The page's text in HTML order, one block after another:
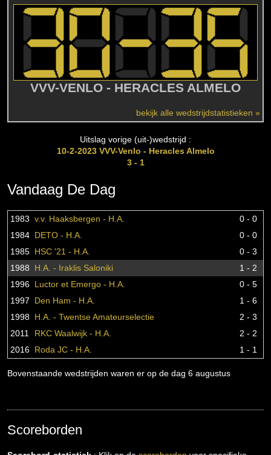
VVV-VENLO - HERACLES ALMELO
bekijk alle wedstrijdstatistieken »
Uitslag vorige (uit-)wedstrijd :
10-2-2023 VVV-Venlo - Heracles Almelo
3 - 1
Vandaag De Dag
1983 v.v. Haaksbergen - H.A.
0 - 0
1984 DETO - H.A.
0 - 0
1985 HSC '21 - H.A.
0 - 3
1988
H.A. - Iraklis Saloniki
1 - 2
1996 Luctor et Emergo - H.A.
0 - 5
1997
Den Ham - H.A.
1 - 6
1998 H.A. - Twentse Amateurselectie
2 - 3
2011
RKC Waalwijk - H.A.
2 - 2
2016 Roda JC - H.A. 1 - 1
Bovenstaande wedstrijden waren er op de dag 6 augustus
Scoreborden